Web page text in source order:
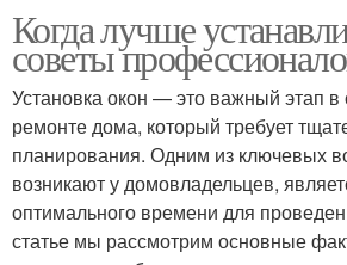
Когда лучше
советы
Установка окон — это важный этап в
ремонте дома, который требует
планирования. Одним из ключевых
возникают у домовладельцев,
оптимального времени для
статье мы рассмотрим основные